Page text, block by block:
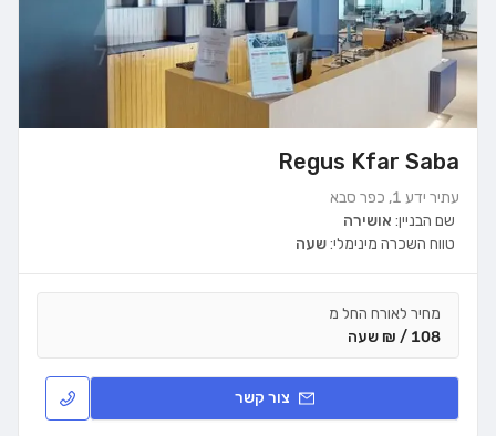
Regus Kfar Saba
עתיר ידע 1, כפר סבא
שם הבניין: אושירה
טווח השכרה מינימלי:שעה
מחיר לאורח החל מ
108 / ₪ שעה
צור קשר